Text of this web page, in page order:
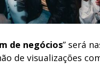
de negócios” será
de visualizações